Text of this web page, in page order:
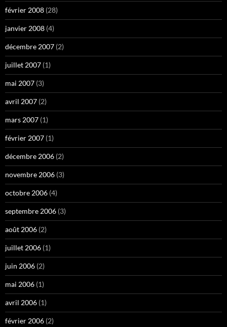
février 2008 (28)
janvier 2008 (4)
décembre 2007 (2)
juillet 2007 (1)
mai 2007 (3)
avril 2007 (2)
mars 2007 (1)
février 2007 (1)
décembre 2006 (2)
novembre 2006 (3)
octobre 2006 (4)
septembre 2006 (3)
août 2006 (2)
juillet 2006 (1)
juin 2006 (2)
mai 2006 (1)
avril 2006 (1)
février 2006 (2)